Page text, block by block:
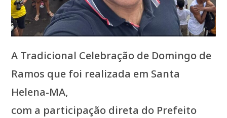
A Tradicional Celebração de Domingo de
Ramos que foi realizada em Santa
Helena-MA,
com a participação direta do Prefeito